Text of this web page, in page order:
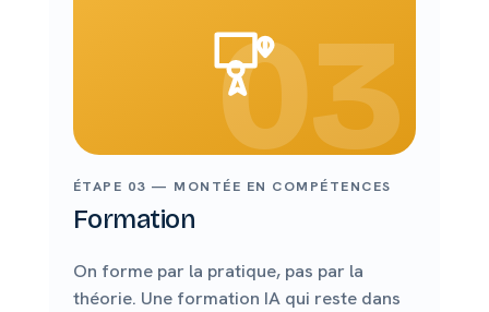
03
ÉTAPE 03 — MONTÉE EN COMPÉTENCES
Formation
On forme par la pratique, pas par la
théorie. Une formation IA qui reste dans